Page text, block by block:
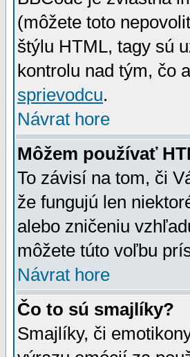
(môžete toto
štýlu HTML, tagy sú
kontrolu nad tým, čo
sprievodcu.
Návrat hore
Môžem používať
To závisí na tom, či
že fungujú len
alebo zničeniu
môžete túto voľbu
Návrat hore
Čo to sú smajlíky?
Smajlíky, či